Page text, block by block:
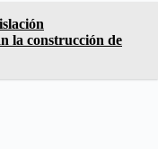
la construcción de